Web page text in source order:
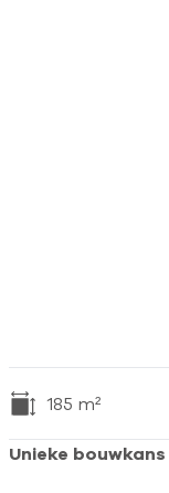
185 m²
Unieke